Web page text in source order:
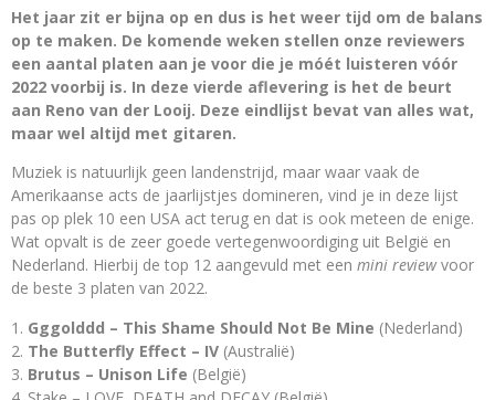
Het jaar zit er bijna op en dus is het weer tijd om de balans
op te maken. De komende weken stellen onze reviewers
een aantal platen aan je voor die je móét luisteren vóór
2022 voorbij is. In deze vierde aflevering is het de beurt
aan Reno van der Looij. Deze eindlijst bevat van alles wat,
maar wel altijd met gitaren.
Muziek is natuurlijk geen landenstrijd, maar waar vaak de
Amerikaanse acts de jaarlijstjes domineren, vind je in deze lijst
pas op plek 10 een USA act terug en dat is ook meteen de enige.
Wat opvalt is de zeer goede vertegenwoordiging uit België en
Nederland. Hierbij de top 12 aangevuld met een mini reviewvoor
de beste 3 platen van 2022.
Gggolddd – This Shame Should Not Be Mine (Nederland)
The Butterfly Effect – IV (Australië)
Brutus – Unison Life (België)